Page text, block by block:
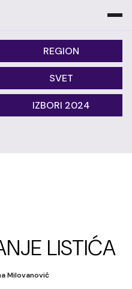
REGION
SVET
IZBORI 2024
LISTIĆA
Milovanović